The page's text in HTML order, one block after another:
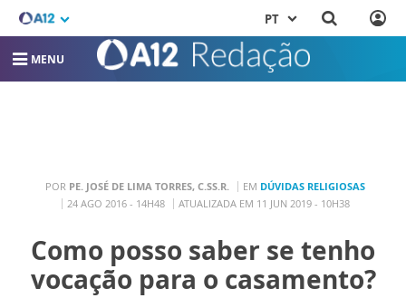
PT
MENU
POR PE. JOSÉ DE LIMA TORRES, C.SS.R. EM DÚVIDAS RELIGIOSAS
24 AGO 2016 - 14H48
ATUALIZADA EM 11 JUN 2019 - 10H38
Como posso saber se tenho
vocação para o casamento?